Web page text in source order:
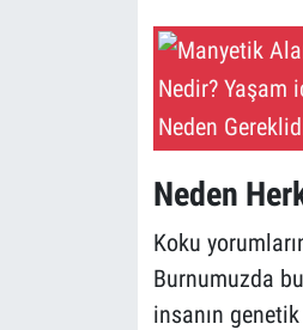
Neden
Koku
Burnumuzda
insanın